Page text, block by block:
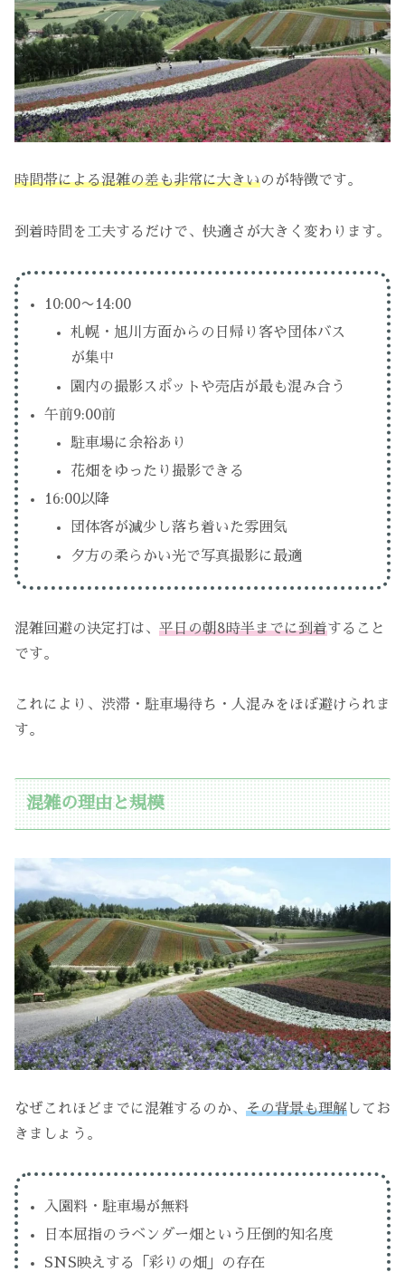
時間帯による混雑の差も非常に大きいのが特徴です。
到着時間を工夫するだけで、快適さが大きく変わります。
10:00〜14:00
札幌・旭川方面からの日帰り客や団体バス
が集中
園内の撮影スポットや売店が最も混み合う
午前9:00前
駐車場に余裕あり
花畑をゆったり撮影できる
16:00以降
団体客が減少し落ち着いた雰囲気
夕方の柔らかい光で写真撮影に最適
混雑回避の決定打は、 平日の朝8時半までに到着すること
です。
これにより、渋滞・駐車場待ち・人混みをほぼ避けられま
す。
混雑の理由と規模
なぜこれほどまでに混雑するのか、 その背景も理解してお
きましょう。
入園料・駐車場が無料
日本屈指のラベンダー畑という圧倒的知名度
SNS映えする「彩りの畑」の存在